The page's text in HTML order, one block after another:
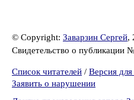
© Copyright: Заварзин Сергей,
Свидетельство о публикации
Список читателей / Версия для
Заявить о нарушении